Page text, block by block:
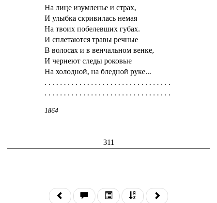
На лице изумленье и страх,
И улыбка скривилась немая
На твоих побелевших губах.
И сплетаются травы речные
В волосах и в венчальном венке,
И чернеют следы роковые
На холодной, на бледной руке...
1864
311